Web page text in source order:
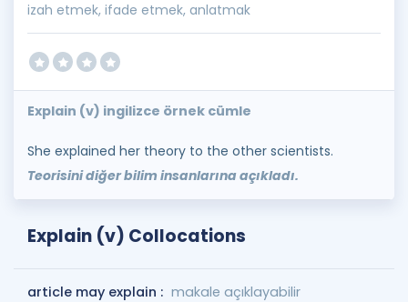
izah etmek, ifade etmek, anlatmak
Explain (v) ingilizce örnek cümle
She explained her theory to the other scientists.
Teorisini diğer bilim insanlarına açıkladı.
Explain (v) Collocations
article may explain : makale açıklayabilir